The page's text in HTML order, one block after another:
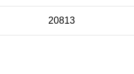
20813